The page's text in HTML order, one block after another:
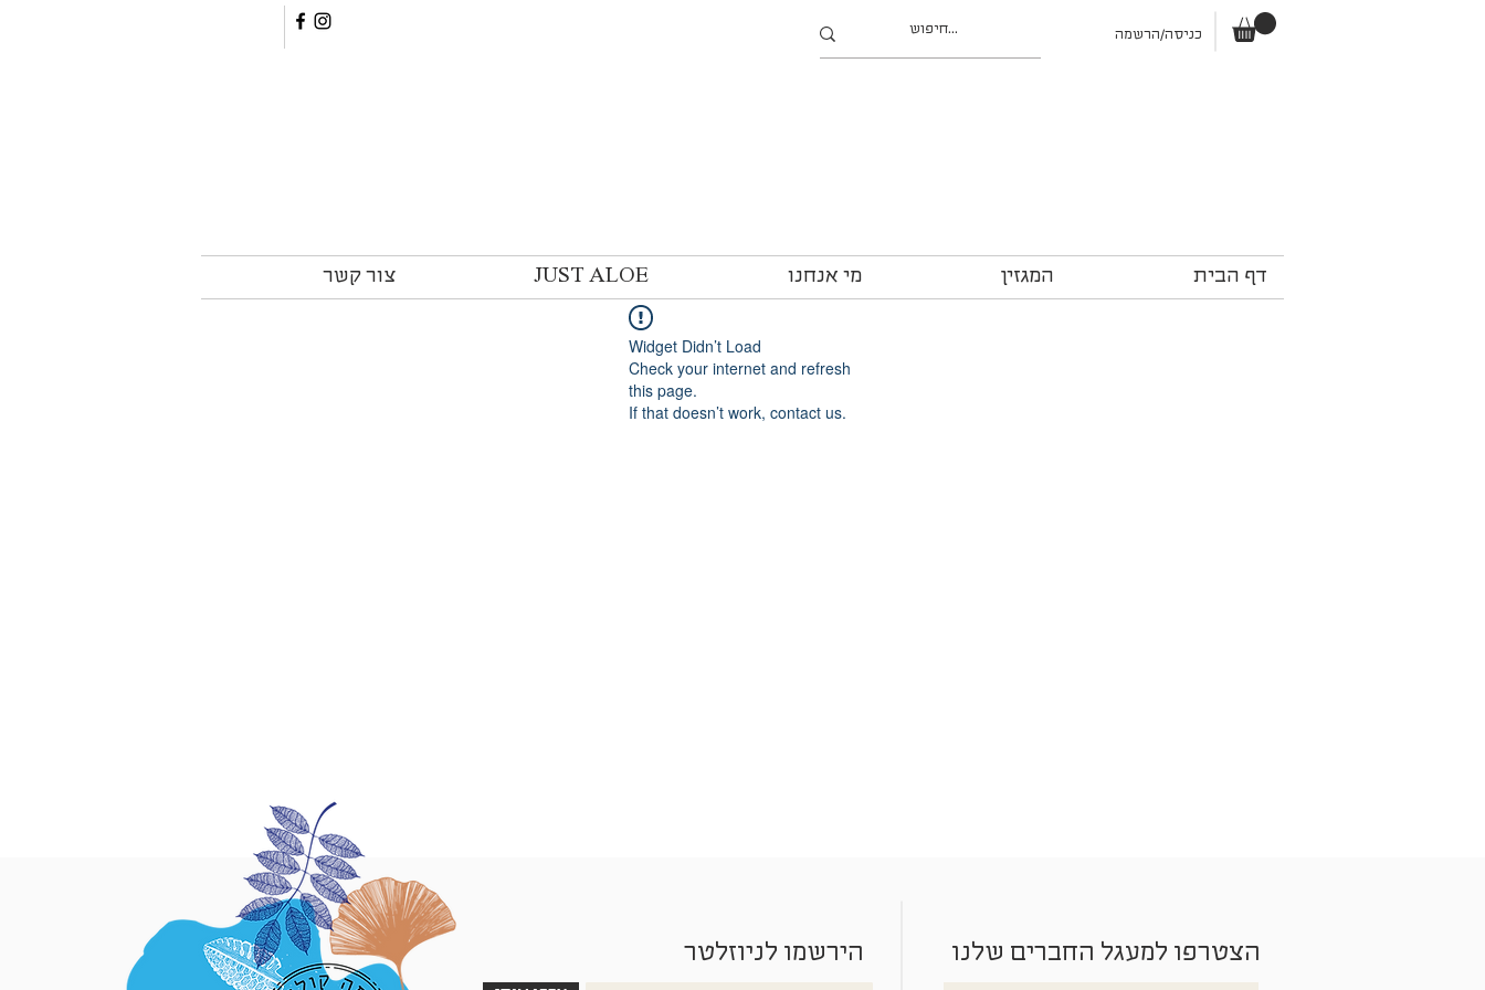
כניסה/הרשמה
דף הבית המגזין מי אנחנו JUST ALOE צור קשר
Widget Didn’t Load
Check your internet and refresh
this page.
If that doesn’t work, contact us.
הירשמו לניוזלטר הצטרפו למעגל החברים שלנו